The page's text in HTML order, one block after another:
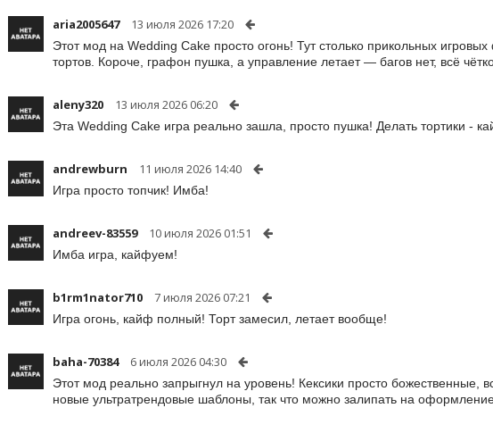
aria2005647 13 июля 2026 17:20
Этот мод на Wedding Cake просто огонь! Тут столько прикольных
тортов. Короче, графон пушка, а управление летает — багов нет, всё
aleny320 13 июля 2026 06:20
Эта Wedding Cake игра реально зашла, просто пушка! Делать тортики -
andrewburn 11 июля 2026 14:40
Игра просто топчик! Имба!
andreev-83559 10 июля 2026 01:51
Имба игра, кайфуем!
b1rm1nator710 7 июля 2026 07:21
Игра огонь, кайф полный! Торт замесил, летает вообще!
baha-70384 6 июля 2026 04:30
Этот мод реально запрыгнул на уровень! Кексики просто божественные,
новые ультратрендовые шаблоны, так что можно залипать на